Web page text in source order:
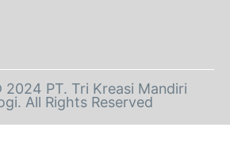
PT. Tri Kreasi Mandiri
All Rights Reserved